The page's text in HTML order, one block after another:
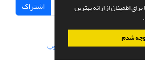
اطمینان از ارائه بهترین
شدم
اشتراک
علمی.طراحی و پیاده سازی از سیناوب